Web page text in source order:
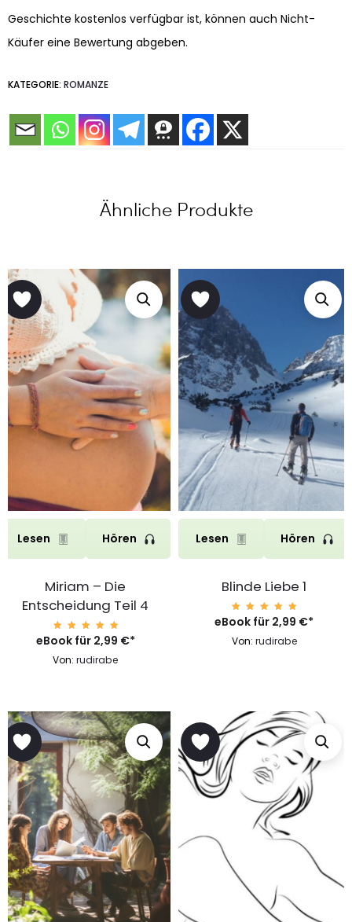
Geschichte kostenlos verfügbar ist, können auch Nicht-
Käufer eine Bewertung abgeben.
KATEGORIE: ROMANZE
Ähnliche Produkte
Lesen Hören
Miriam – Die
Entscheidung Teil 4
Bewerte
t mit
von 5
eBook für 2,99 €*
Von:rudirabe
Lesen Hören
Blinde Liebe 1
Bewerte
t mit
von 5
eBook für 2,99 €*
Von: rudirabe